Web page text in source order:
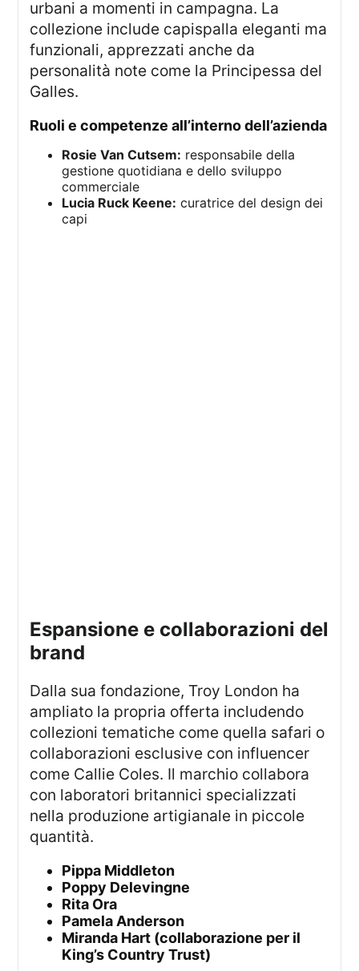
urbani a momenti in campagna. La
collezione include capispalla eleganti ma
funzionali, apprezzati anche da
personalità note come la Principessa del
Galles.
ruoli e competenze all’interno dell’azienda
Rosie Van Cutsem: responsabile della
gestione quotidiana e dello sviluppo
commerciale
Lucia Ruck Keene: curatrice del design dei
capi
espansione e collaborazioni del
brand
Dalla sua fondazione, Troy London ha
ampliato la propria offerta includendo
collezioni tematiche come quella safari o
collaborazioni esclusive con influencer
come Callie Coles. Il marchio collabora
con laboratori britannici specializzati
nella produzione artigianale in piccole
quantità.
Pippa Middleton
Poppy Delevingne
Rita Ora
Pamela Anderson
Miranda Hart (collaborazione per il
King’s Country Trust)